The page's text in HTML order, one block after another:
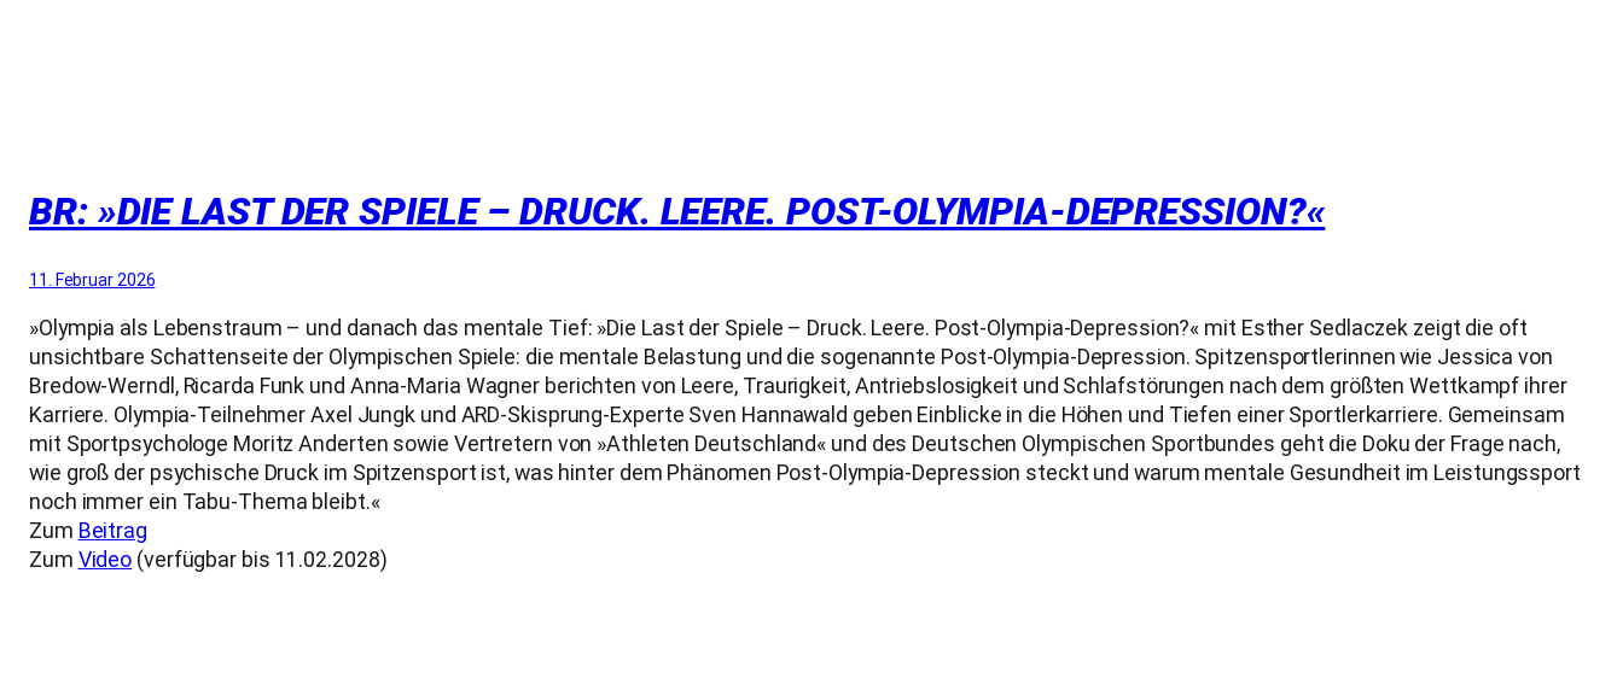
BR: »DIE LAST DER SPIELE – DRUCK. LEERE. POST-OLYMPIA-DEPRESSION?«
11. Februar 2026
»Olympia als Lebenstraum – und danach das mentale Tief: »Die Last der Spiele – Druck. Leere. Post-Olympia-Depression?« mit Esther Sedlaczek zeigt die oft
unsichtbare Schattenseite der Olympischen Spiele: die mentale Belastung und die sogenannte Post-Olympia-Depression. Spitzensportlerinnen wie Jessica von
Bredow-Werndl, Ricarda Funk und Anna-Maria Wagner berichten von Leere, Traurigkeit, Antriebslosigkeit und Schlafstörungen nach dem größten Wettkampf ihrer
Karriere. Olympia-Teilnehmer Axel Jungk und ARD-Skisprung-Experte Sven Hannawald geben Einblicke in die Höhen und Tiefen einer Sportlerkarriere. Gemeinsam
mit Sportpsychologe Moritz Anderten sowie Vertretern von »Athleten Deutschland« und des Deutschen Olympischen Sportbundes geht die Doku der Frage nach,
wie groß der psychische Druck im Spitzensport ist, was hinter dem Phänomen Post-Olympia-Depression steckt und warum mentale Gesundheit im Leistungssport
noch immer ein Tabu-Thema bleibt.«
Zum Beitrag
Zum Video (verfügbar bis 11.02.2028)